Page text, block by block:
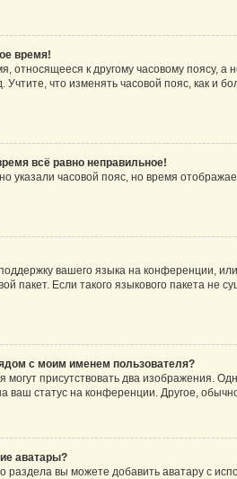
время!
относящееся к другому часовому поясу, а
Учтите, что изменять часовой пояс, как и
всё равно неправильное!
указали часовой пояс, но время
вашего языка на конференции,
пакет. Если такого языкового пакета
с моим именем пользователя?
могут присутствовать два изображения.
ваш статус на конференции. Другое,
аватары?
раздела вы можете добавить аватару с